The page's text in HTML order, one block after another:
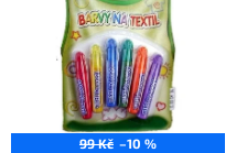
99 Kč –10 %